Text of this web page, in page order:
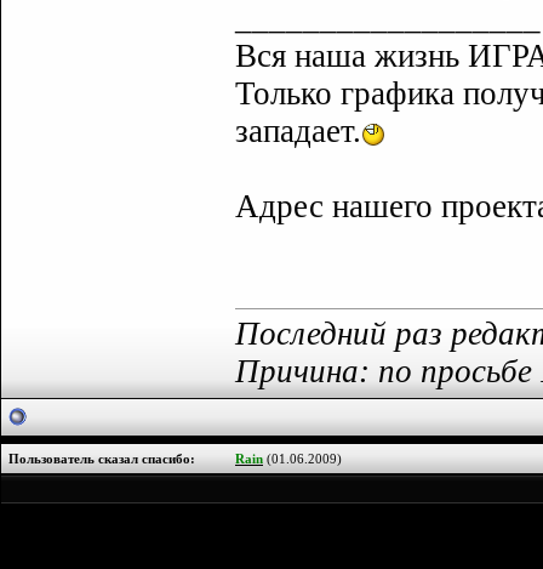
Вся наша жизнь
Только графика
западает.
Адрес нашего
Последний раз
Причина: по
Пользователь сказал cпасибо: Rain (01.06.2009)